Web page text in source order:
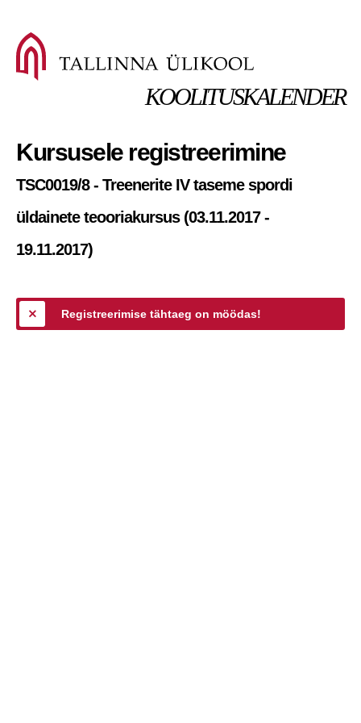
KOOLITUSKALENDER
Kursusele registreerimine
TSC0019/8 - Treenerite IV taseme spordi
üldainete teooriakursus (03.11.2017 -
19.11.2017)
Registreerimise tähtaeg on möödas!